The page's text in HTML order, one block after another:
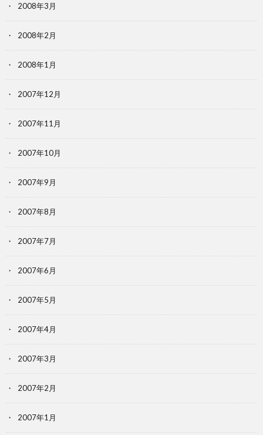
2008年3月
2008年2月
2008年1月
2007年12月
2007年11月
2007年10月
2007年9月
2007年8月
2007年7月
2007年6月
2007年5月
2007年4月
2007年3月
2007年2月
2007年1月